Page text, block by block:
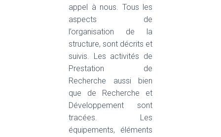
appel à nous. Tous les
aspects de
l’organisation de la
structure, sont décrits et
suivis. Les activités de
Prestation de
Recherche aussi bien
que de Recherche et
Développement sont
tracées. Les
équipements, éléments